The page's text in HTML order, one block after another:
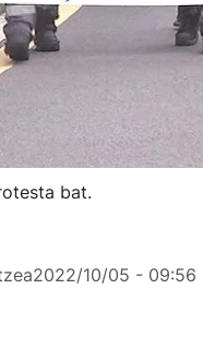
bat.
2022/10/05 - 09:56